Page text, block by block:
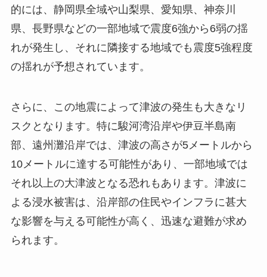
的には、静岡県全域や山梨県、愛知県、神奈川
県、長野県などの一部地域で震度6強から6弱の揺
れが発生し、それに隣接する地域でも震度5強程度
の揺れが予想されています。
さらに、この地震によって津波の発生も大きなリ
スクとなります。特に駿河湾沿岸や伊豆半島南
部、遠州灘沿岸では、津波の高さが5メートルから
10メートルに達する可能性があり、一部地域では
それ以上の大津波となる恐れもあります。津波に
よる浸水被害は、沿岸部の住民やインフラに甚大
な影響を与える可能性が高く、迅速な避難が求め
られます。